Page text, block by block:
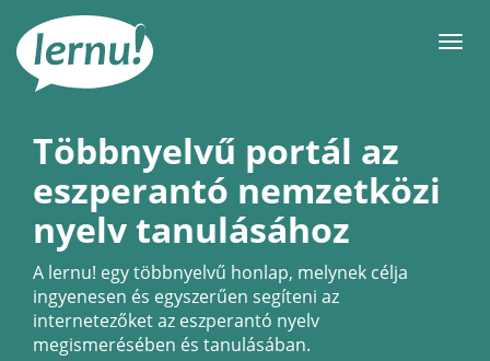
Többnyelvű portál az
eszperantó nemzetközi
nyelv tanulásához
A lernu! egy többnyelvű honlap, melynek célja
ingyenesen és egyszerűen segíteni az
internetezőket az eszperantó nyelv
megismerésében és tanulásában.